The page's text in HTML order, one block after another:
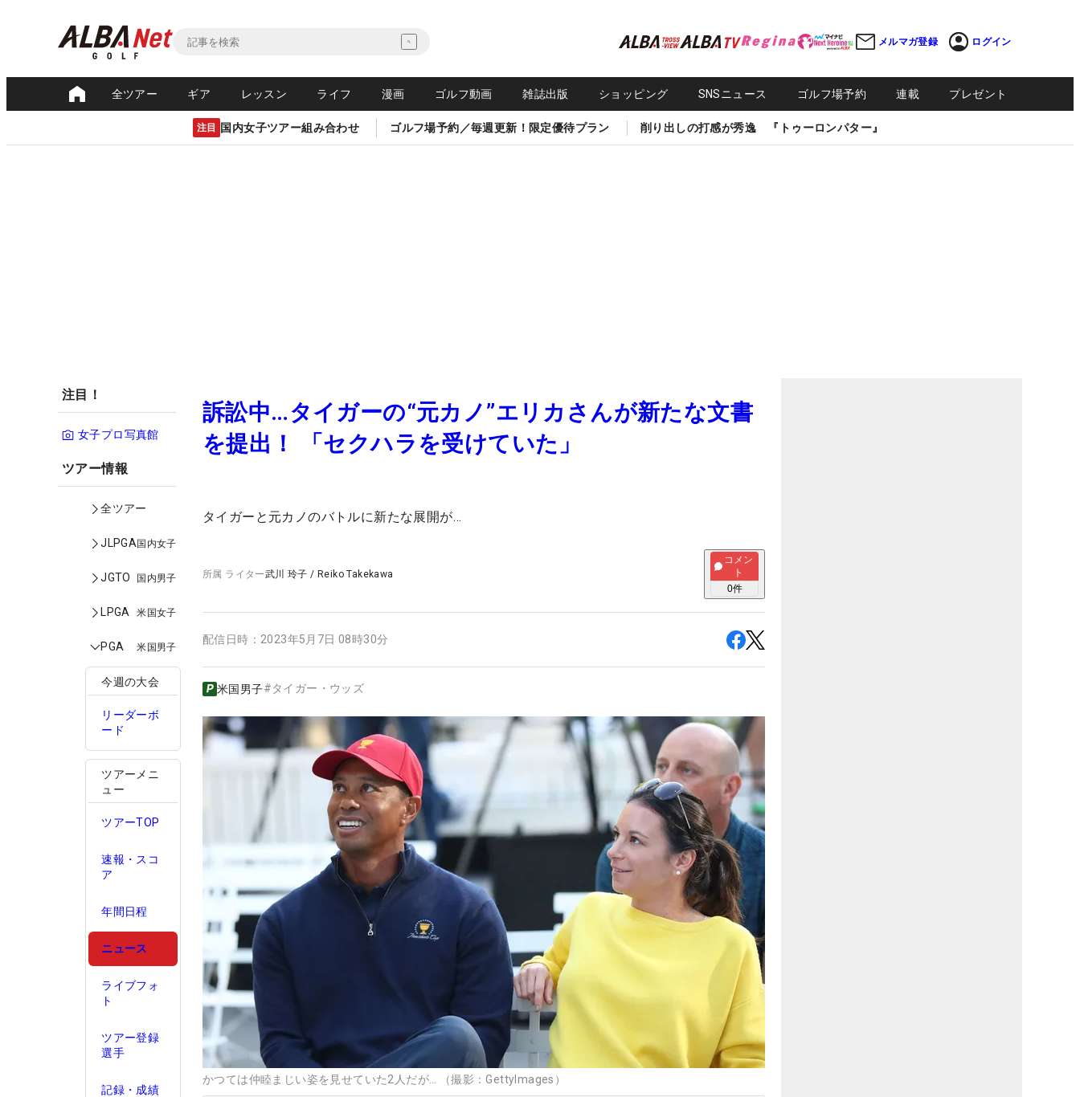
メルマガ登録 ログイン
全ツアー ギア レッスン ライフ 漫画 ゴルフ動画 雑誌出版 ショッピング SNSニュース ゴルフ場予約 連載 プレゼント
注目 国内女子ツアー組み合わせ ゴルフ場予約／毎週更新！限定優待プラン 削り出しの打感が秀逸 『トゥーロンパター』
注目！
女子プロ写真館
ツアー情報
全ツアー
JLPGA国内女子
JGTO 国内男子
LPGA 米国女子
PGA 米国男子
今週の大会
リーダーボ
ード
ツアーメニ
ュー
ツアーTOP
速報・スコ
ア
年間日程
ニュース
ライブフォ
ト
ツアー登録
選手
記録・成績
訴訟中…タイガーの“元カノ”エリカさんが新たな文書
を提出！ 「セクハラを受けていた」
タイガーと元カノのバトルに新たな展開が…
所属 ライター武川 玲子 / Reiko Takekawa
コメン
ト
0件
配信日時： 2023年5月7日 08時30分
米国男子#タイガー・ウッズ
かつては仲睦まじい姿を見せていた2人だが… （撮影：GettyImages）